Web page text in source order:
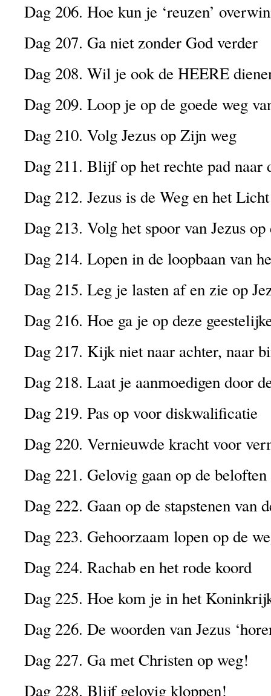
Dag 206. Hoe kun je ‘reuzen’
Dag 207. Ga niet zonder God verder
Dag 208. Wil je ook de HEERE
Dag 209. Loop je op de goede weg
Dag 210. Volg Jezus op Zijn weg
Dag 211. Blijf op het rechte pad naar
Dag 212. Jezus is de Weg en het
Dag 213. Volg het spoor van Jezus
Dag 214. Lopen in de loopbaan van
Dag 215. Leg je lasten af en zie op
Dag 216. Hoe ga je op deze
Dag 217. Kijk niet naar achter, naar
Dag 218. Laat je aanmoedigen door
Dag 219. Pas op voor diskwalificatie
Dag 220. Vernieuwde kracht voor
Dag 221. Gelovig gaan op de
Dag 222. Gaan op de stapstenen van
Dag 223. Gehoorzaam lopen op de
Dag 224. Rachab en het rode koord
Dag 225. Hoe kom je in het
Dag 226. De woorden van Jezus
Dag 227. Ga met Christen op weg!
Dag 228. Blijf gelovig kloppen!